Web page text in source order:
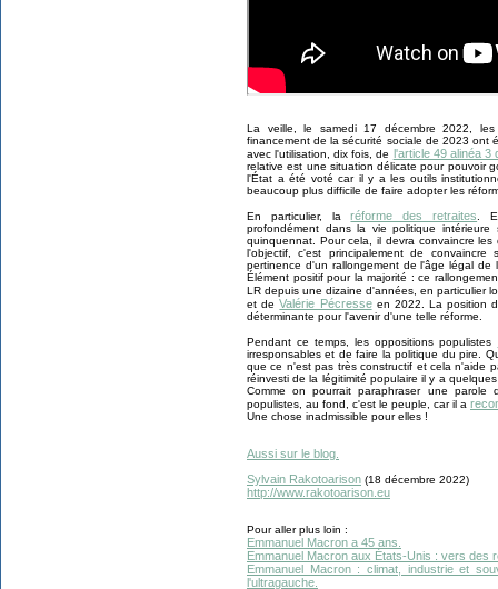
La veille, le samedi 17 décembre 2022,
financement de la sécurité sociale de 2023 ont
avec l'utilisation, dix fois, de
l'article 49 alinéa 3
relative est une situation délicate pour pouvoir
l'État a été voté car il y a les outils
beaucoup plus difficile de faire adopter les
En particulier, laréforme des retraites.
profondément dans la vie politique
quinquennat. Pour cela, il devra convaincre
l'objectif, c'est principalement de
pertinence d'un rallongement de l'âge légal
Élément positif pour la majorité : ce
LR depuis une dizaine d'années, en particulier
et deValérie Pécresseen 2022. La position
déterminante pour l'avenir d'une telle réforme.
Pendant ce temps, les oppositions populistes
irresponsables et de faire la politique du pire.
que ce n'est pas très constructif et cela n'aide
réinvesti de la légitimité populaire il y a
Comme on pourrait paraphraser une
populistes, au fond, c'est le peuple, car il a
Une chose inadmissible pour elles !
Aussi sur le blog.
Sylvain Rakotoarison (18 décembre 2022)
http://www.rakotoarison.eu
Pour aller plus loin :
Emmanuel Macron a 45 ans.
Emmanuel Macron aux États-Unis : vers des
Emmanuel Macron : climat, industrie et
l'ultragauche.